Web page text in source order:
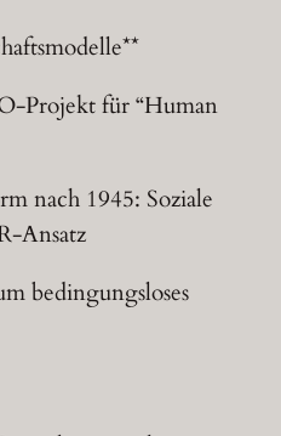
Projekt für “Human
nach 1945: Soziale
Ansatz
bedingungsloses